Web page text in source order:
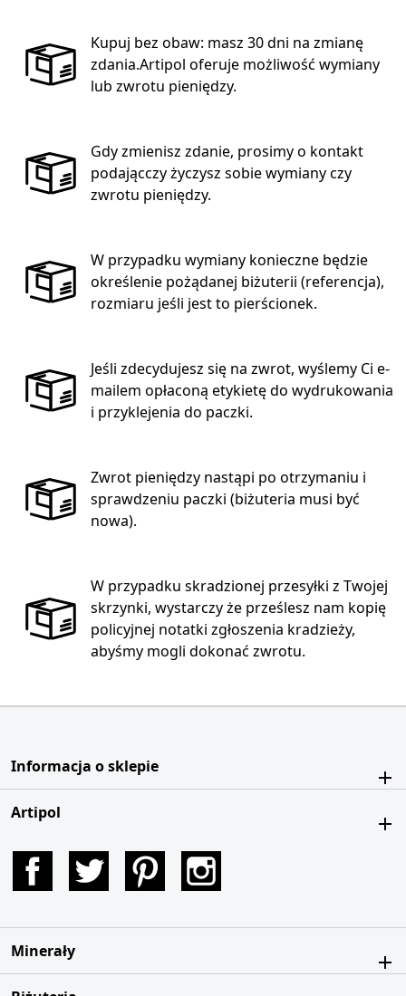
Kupuj bez obaw: masz 30 dni na zmianę
zdania.Artipol oferuje możliwość wymiany
lub zwrotu pieniędzy.
Gdy zmienisz zdanie, prosimy o kontakt
podającczy życzysz sobie wymiany czy
zwrotu pieniędzy.
W przypadku wymiany konieczne będzie
określenie pożądanej biżuterii (referencja),
rozmiaru jeśli jest to pierścionek.
Jeśli zdecydujesz się na zwrot, wyślemy Ci e-
mailem opłaconą etykietę do wydrukowania
i przyklejenia do paczki.
Zwrot pieniędzy nastąpi po otrzymaniu i
sprawdzeniu paczki (biżuteria musi być
nowa).
W przypadku skradzionej przesyłki z Twojej
skrzynki, wystarczy że prześlesz nam kopię
policyjnej notatki zgłoszenia kradzieży,
abyśmy mogli dokonać zwrotu.
Informacja o sklepie
Artipol
Facebook Twitter Pinterest
Minerały